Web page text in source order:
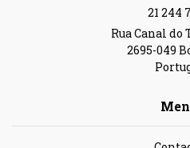
21 244
Rua Canal do
2695-049